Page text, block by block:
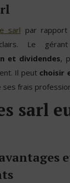
sarl par
Le
et dividendes,
Il peut choisir
ses frais
sarl